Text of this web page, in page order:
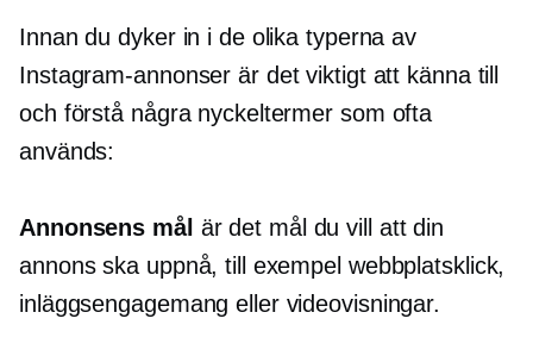
Innan du dyker in i de olika typerna av
Instagram-annonser är det viktigt att känna till
och förstå några nyckeltermer som ofta
används:
Annonsens mål är det mål du vill att din
annons ska uppnå, till exempel webbplatsklick,
inläggsengagemang eller videovisningar.